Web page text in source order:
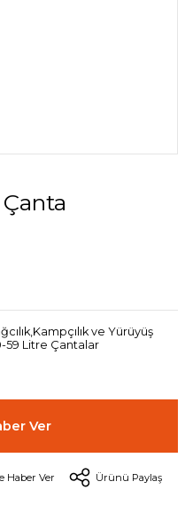
ve Yürüyüş
59 Litre Çantalar
Ver
Haber Ver Ürünü Paylaş